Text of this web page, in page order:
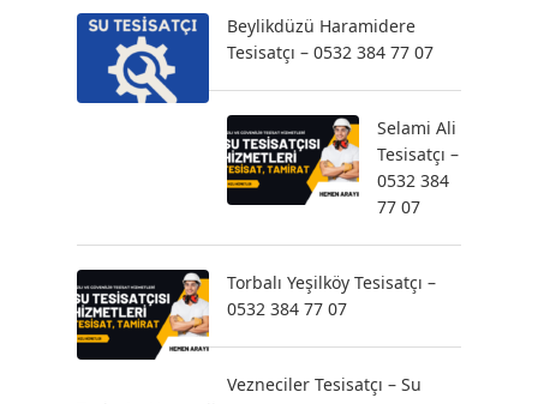
Beylikdüzü Haramidere
Tesisatçı – 0532 384 77 07
Selami Ali
Tesisatçı –
0532 384
77 07
Torbalı Yeşilköy Tesisatçı –
0532 384 77 07
Vezneciler Tesisatçı – Su